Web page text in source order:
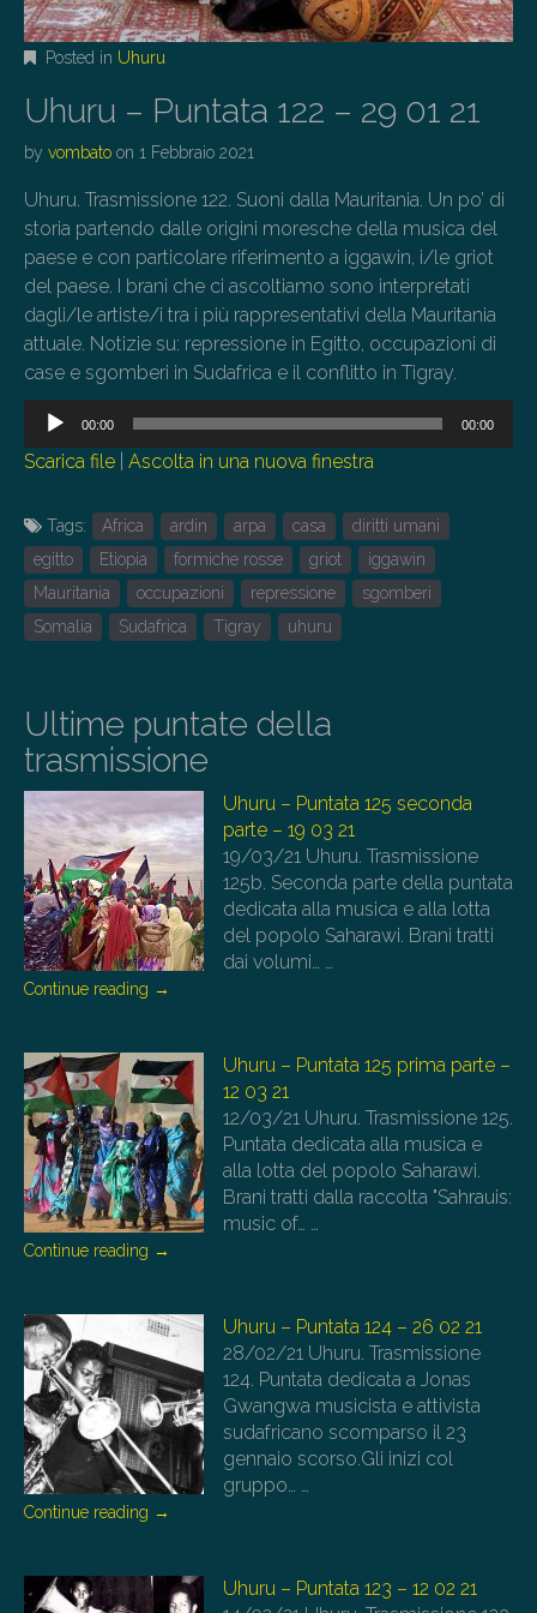
Posted in Uhuru
Uhuru – Puntata 122 – 29 01 21
by vombato on 1 Febbraio 2021
Uhuru. Trasmissione 122. Suoni dalla Mauritania. Un po’ di
storia partendo dalle origini moresche della musica del
paese e con particolare riferimento a iggawin, i/le griot
del paese. I brani che ci ascoltiamo sono interpretati
dagli/le artiste/i tra i più rappresentativi della Mauritania
attuale. Notizie su: repressione in Egitto, occupazioni di
case e sgomberi in Sudafrica e il conflitto in Tigray.
Audio
00:00 00:00
Scarica file Ascolta in una nuova finestra
Tags: Africa ardin arpa casa
diritti umani
egitto
Etiopia formiche rosse griot
iggawin
Mauritania
occupazioni repressione
sgomberi
Somalia
Sudafrica Tigray uhuru
Ultime puntate della
trasmissione
Uhuru – Puntata 125 seconda
parte – 19 03 21
19/03/21 Uhuru. Trasmissione
125b. Seconda parte della puntata
dedicata alla musica e alla lotta
del popolo Saharawi. Brani tratti
dai volumi… …
Continue reading →
Uhuru – Puntata 125 prima parte –
12 03 21
12/03/21 Uhuru. Trasmissione 125.
Puntata dedicata alla musica e
alla lotta del popolo Saharawi.
Brani tratti dalla raccolta "Sahrauis:
music of… …
Continue reading →
Uhuru – Puntata 124 – 26 02 21
28/02/21 Uhuru. Trasmissione
124. Puntata dedicata a Jonas
Gwangwa musicista e attivista
sudafricano scomparso il 23
gennaio scorso.Gli inizi col
gruppo… …
Continue reading →
Uhuru – Puntata 123 – 12 02 21